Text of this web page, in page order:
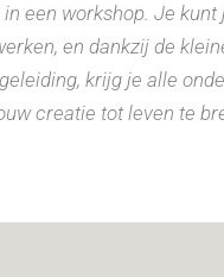
een workshop. Je kunt
en dankzij de
krijg je alle
creatie tot leven te